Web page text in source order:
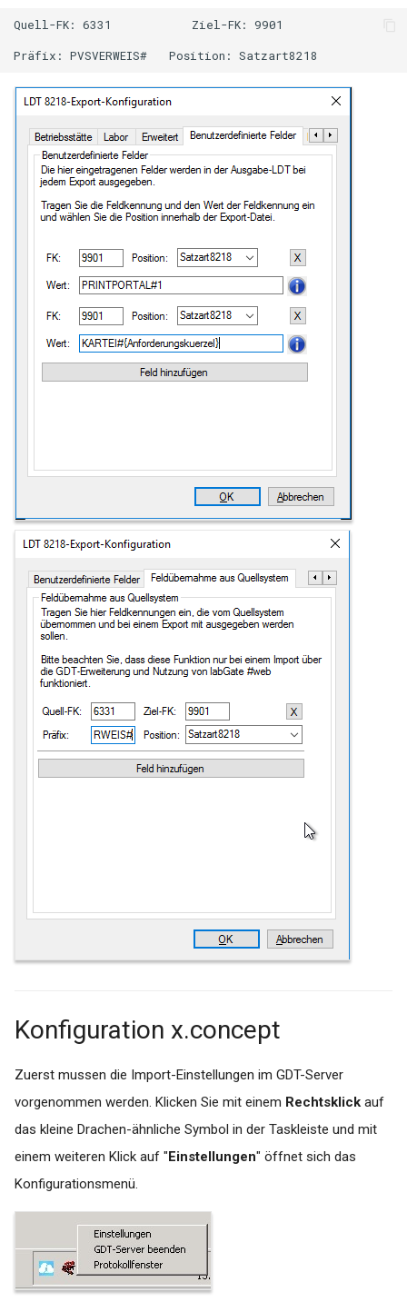
Quell-FK: 6331           Ziel-FK: 9901
Präfix: PVSVERWEIS#   Position: Satzart8218
Konfiguration x.concept
Zuerst mussen die Import-Einstellungen im GDT-Server
vorgenommen werden. Klicken Sie mit einem Rechtsklick auf
das kleine Drachen-ähnliche Symbol in der Taskleiste und mit
einem weiteren Klick auf "Einstellungen" öffnet sich das
Konfigurationsmenü.